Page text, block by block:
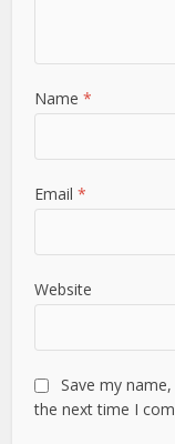
Name*
Email*
Website
Save my
the next time I